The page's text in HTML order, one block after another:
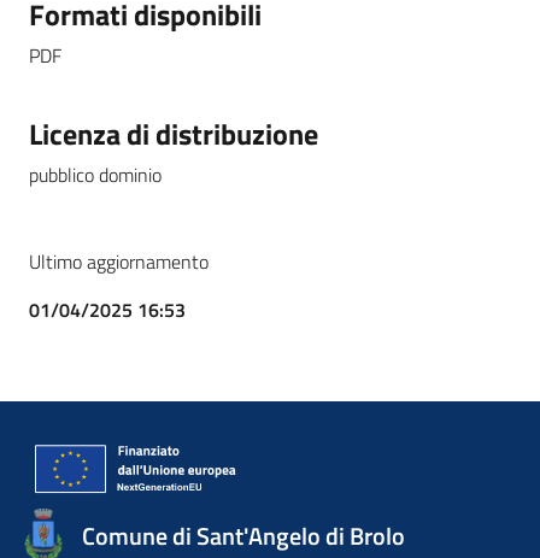
Formati disponibili
PDF
Licenza di distribuzione
pubblico dominio
Ultimo aggiornamento
01/04/2025 16:53
Comune di Sant'Angelo di Brolo